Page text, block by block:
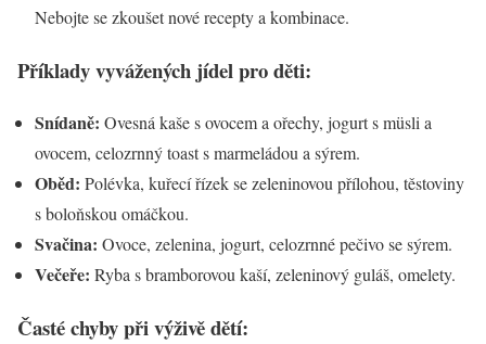
Nebojte se zkoušet nové recepty a kombinace.
Příklady vyvážených jídel pro děti:
Snídaně: Ovesná kaše s ovocem a ořechy, jogurt s müsli a
ovocem, celozrnný toast s marmeládou a sýrem.
Oběd: Polévka, kuřecí řízek se zeleninovou přílohou, těstoviny
s boloňskou omáčkou.
Svačina: Ovoce, zelenina, jogurt, celozrnné pečivo se sýrem.
Večeře: Ryba s bramborovou kaší, zeleninový guláš, omelety.
Časté chyby při výživě dětí: